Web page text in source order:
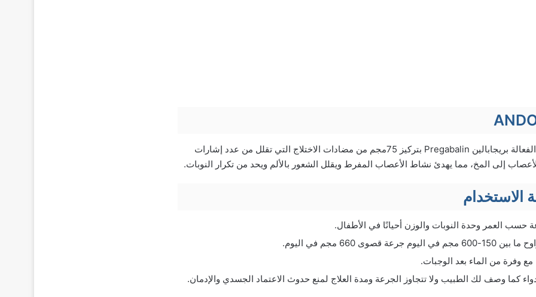
يحتوي على المادة الفعالة بريجابالين Pregabalin بتركيز 75مجم من مضادات الاختلاج التي تقلل من عدد إشارات
إلى المخ، مما يهدئ نشاط الأعصاب المفرط ويقلل الشعور بالألم ويحد من تكرار النوبات.
الاستخدام
حسب العمر وحدة النوبات والوزن أحيانًا في الأطفال.
قصوى 660 مجم في اليوم.
مع وفرة من الماء بعد الوجبات.
كما وصف لك الطبيب ولا تتجاوز الجرعة ومدة العلاج لمنع حدوث الاعتماد الجسدي والإدمان.